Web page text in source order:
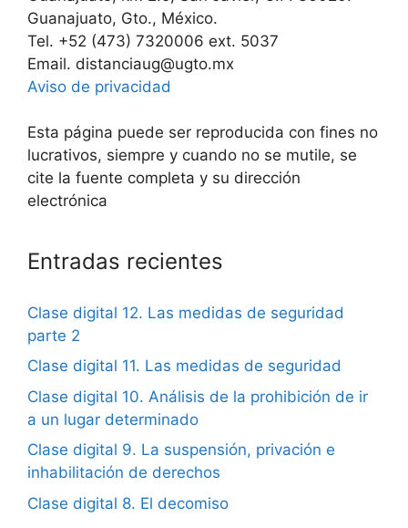
Guanajuato, Gto., México.
Tel. +52 (473) 7320006 ext. 5037
Email. distanciaug@ugto.mx
Aviso de privacidad
Esta página puede ser reproducida con fines no
lucrativos, siempre y cuando no se mutile, se
cite la fuente completa y su dirección
electrónica
Entradas recientes
Clase digital 12. Las medidas de seguridad
parte 2
Clase digital 11. Las medidas de seguridad
Clase digital 10. Análisis de la prohibición de ir
a un lugar determinado
Clase digital 9. La suspensión, privación e
inhabilitación de derechos
Clase digital 8. El decomiso